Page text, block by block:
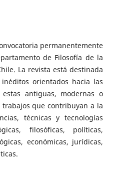
permanentemente
de Filosofía de la
La revista está destinada
orientados hacia las
antiguas, modernas o
que contribuyan a la
técnicas y tecnologías
filosóficas, políticas,
económicas, jurídicas,